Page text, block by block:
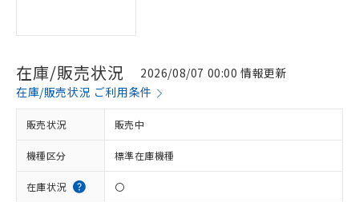
在庫/販売状況
2026/08/07 00:00 情報更新
在庫/販売状況 ご利用条件
販売状況 販売中
機種区分 標準在庫機種
在庫状況 〇